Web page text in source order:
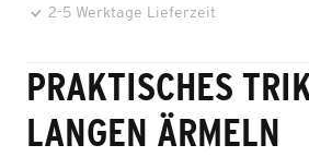
2-5 Werktage Lieferzeit
PRAKTISCHES
LANGEN ÄRMELN